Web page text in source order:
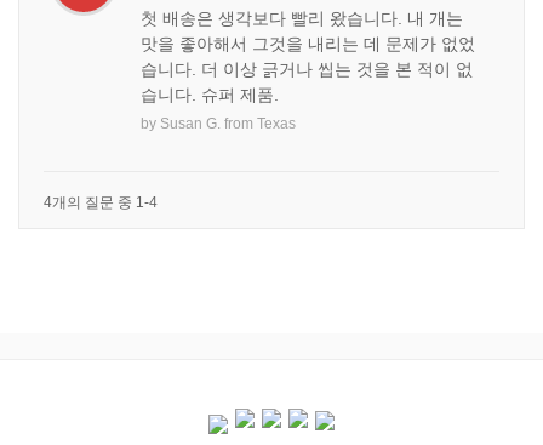
첫 배송은 생각보다 빨리 왔습니다. 내 개는
맛을 좋아해서 그것을 내리는 데 문제가 없었
습니다. 더 이상 긁거나 씹는 것을 본 적이 없
습니다. 슈퍼 제품.
by Susan G. from Texas
4개의 질문 중 1-4